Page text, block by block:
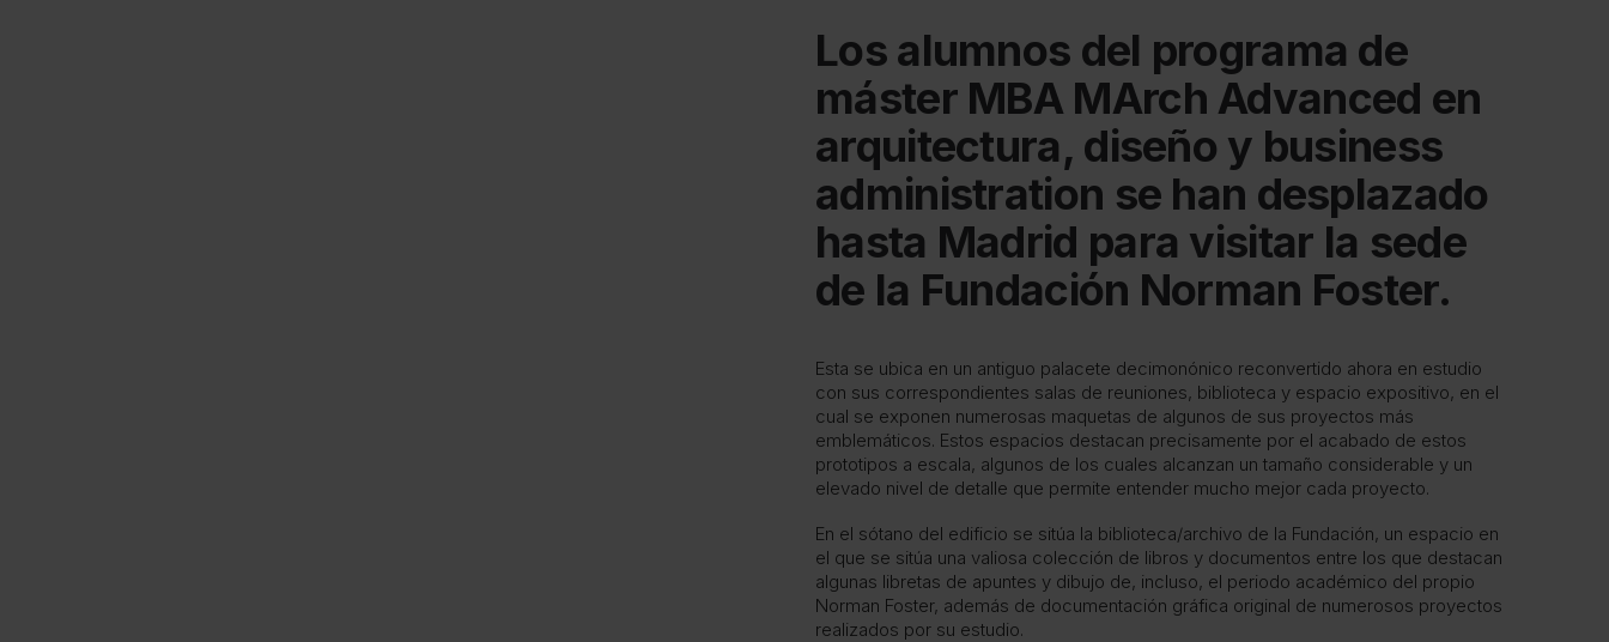
Los alumnos del programa de
máster MBA MArch Advanced en
arquitectura, diseño y business
administration se han desplazado
hasta Madrid para visitar la sede
de la Fundación Norman Foster.
Esta se ubica en un antiguo palacete decimonónico reconvertido ahora en estudio
con sus correspondientes salas de reuniones, biblioteca y espacio expositivo, en el
cual se exponen numerosas maquetas de algunos de sus proyectos más
emblemáticos. Estos espacios destacan precisamente por el acabado de estos
prototipos a escala, algunos de los cuales alcanzan un tamaño considerable y un
elevado nivel de detalle que permite entender mucho mejor cada proyecto.
En el sótano del edificio se sitúa la biblioteca/archivo de la Fundación, un espacio en
el que se sitúa una valiosa colección de libros y documentos entre los que destacan
algunas libretas de apuntes y dibujo de, incluso, el periodo académico del propio
Norman Foster, además de documentación gráfica original de numerosos proyectos
realizados por su estudio.